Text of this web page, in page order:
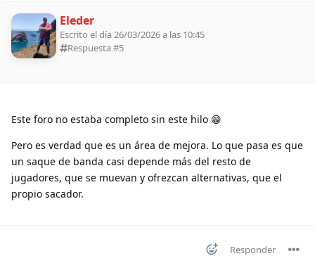
Eleder
Escrito el día 26/03/2026 a las 10:45
Respuesta #5
Este foro no estaba completo sin este hilo 😁
Pero es verdad que es un área de mejora. Lo que pasa es que
un saque de banda casi depende más del resto de
jugadores, que se muevan y ofrezcan alternativas, que el
propio sacador.
Responder